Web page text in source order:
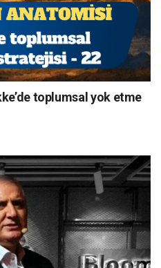
toplumsal yok etme